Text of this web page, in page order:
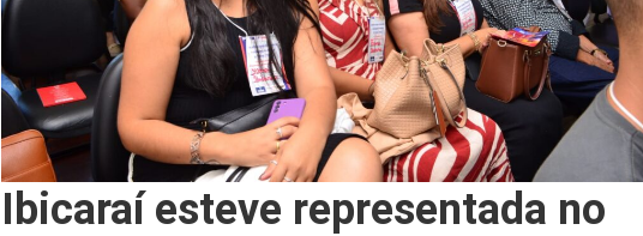
Ibicaraí esteve representada no